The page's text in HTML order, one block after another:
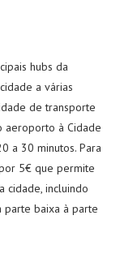
hubs da
a várias
de transporte
aeroporto à Cidade
a 30 minutos. Para
5€ que permite
cidade, incluindo
parte baixa à parte